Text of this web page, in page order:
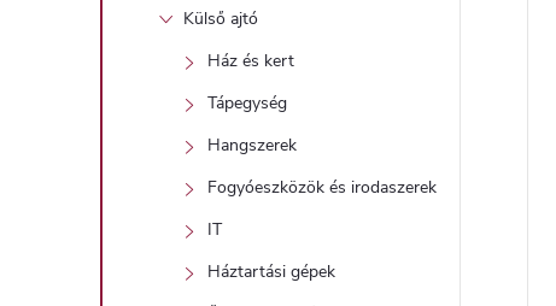
Külső ajtó
Ház és kert
Tápegység
Hangszerek
Fogyóeszközök és irodaszerek
IT
Háztartási gépek